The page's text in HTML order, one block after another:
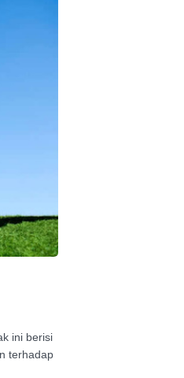
ini berisi
terhadap